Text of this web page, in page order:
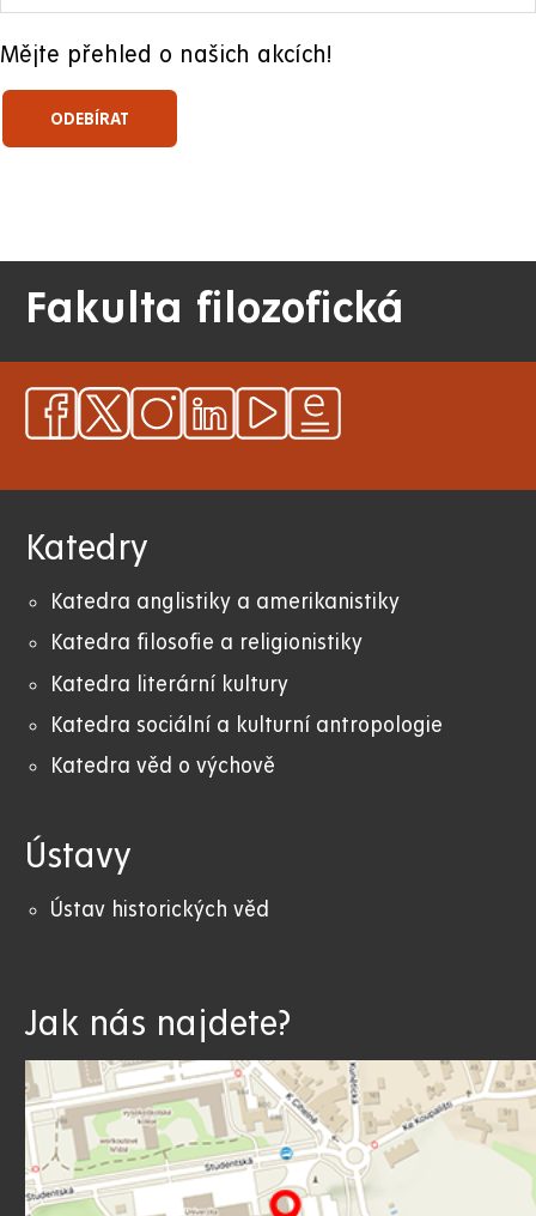
Mějte přehled o našich akcích!
Fakulta filozofická
Katedry
Katedra anglistiky a amerikanistiky
Katedra filosofie a religionistiky
Katedra literární kultury
Katedra sociální a kulturní antropologie
Katedra věd o výchově
Ústavy
Ústav historických věd
Jak nás najdete?